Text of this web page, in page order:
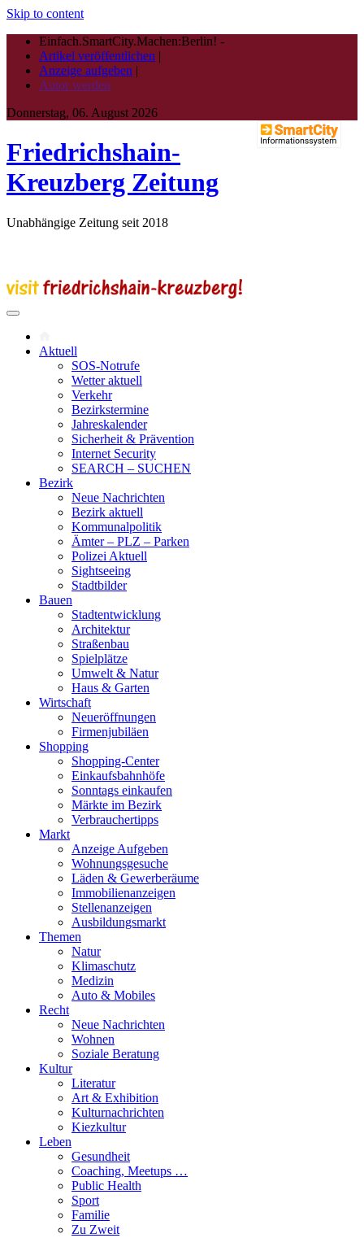
Skip to content
Einfach.SmartCity.Machen:Berlin! -
Artikel veröffentlichen |
Anzeige aufgeben |
Autor werden
Donnerstag, 06. August 2026
Friedrichshain-
Kreuzberg Zeitung
Unabhängige Zeitung seit 2018
Aktuell
SOS-Notrufe
Wetter aktuell
Verkehr
Bezirkstermine
Jahreskalender
Sicherheit & Prävention
Internet Security
SEARCH – SUCHEN
Bezirk
Neue Nachrichten
Bezirk aktuell
Kommunalpolitik
Ämter – PLZ – Parken
Polizei Aktuell
Sightseeing
Stadtbilder
Bauen
Stadtentwicklung
Architektur
Straßenbau
Spielplätze
Umwelt & Natur
Haus & Garten
Wirtschaft
Neueröffnungen
Firmenjubiläen
Shopping
Shopping-Center
Einkaufsbahnhöfe
Sonntags einkaufen
Märkte im Bezirk
Verbrauchertipps
Markt
Anzeige Aufgeben
Wohnungsgesuche
Läden & Gewerberäume
Immobilienanzeigen
Stellenanzeigen
Ausbildungsmarkt
Themen
Natur
Klimaschutz
Medizin
Auto & Mobiles
Recht
Neue Nachrichten
Wohnen
Soziale Beratung
Kultur
Literatur
Art & Exhibition
Kulturnachrichten
Kiezkultur
Leben
Gesundheit
Coaching, Meetups …
Public Health
Sport
Familie
Zu Zweit